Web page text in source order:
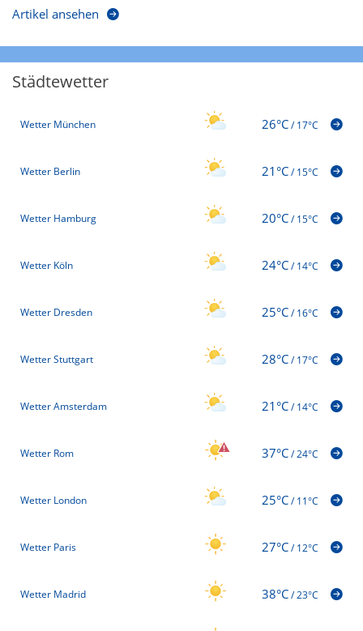
Artikel ansehen
Städtewetter
Wetter München 26°C/17°C
Wetter Berlin 21°C/15°C
Wetter Hamburg 20°C/15°C
Wetter Köln 24°C/14°C
Wetter Dresden 25°C/16°C
Wetter Stuttgart 28°C/17°C
Wetter Amsterdam 21°C/14°C
Wetter Rom 37°C/24°C
Wetter London 25°C/11°C
Wetter Paris 27°C/12°C
Wetter Madrid 38°C/23°C